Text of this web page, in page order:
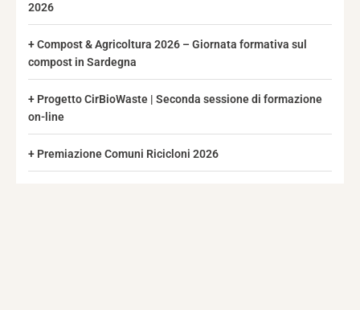
2026
Compost & Agricoltura 2026 – Giornata formativa sul
compost in Sardegna
Progetto CirBioWaste | Seconda sessione di formazione
on-line
Premiazione Comuni Ricicloni 2026